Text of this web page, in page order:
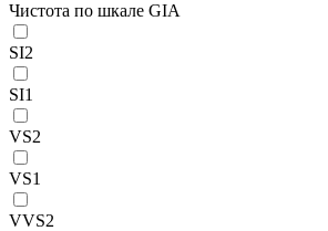
Чистота по шкале GIA
SI2
SI1
VS2
VS1
VVS2